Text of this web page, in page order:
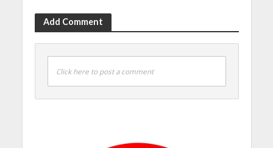
Add Comment
Click here to post a comment